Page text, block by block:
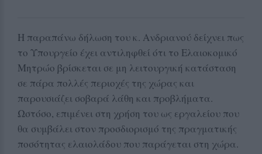
Η παραπάνω δήλωση του κ. Ανδριανού δείχνει πως
το Υπουργείο έχει αντιληφθεί ότι το Ελαιοκομικό
Μητρώο βρίσκεται σε μη λειτουργική κατάσταση
σε πάρα πολλές περιοχές της χώρας και
παρουσιάζει σοβαρά λάθη και προβλήματα.
Ωστόσο, επιμένει στη χρήση του ως εργαλείου που
θα συμβάλει στον προσδιορισμό της πραγματικής
ποσότητας ελαιολάδου που παράγεται στη χώρα.